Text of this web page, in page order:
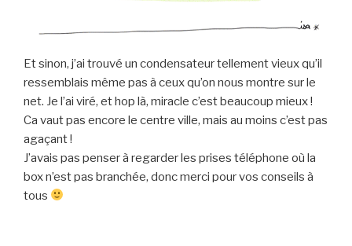
Et sinon, j’ai trouvé un condensateur tellement vieux qu’il
ressemblais même pas à ceux qu’on nous montre sur le
net. Je l’ai viré, et hop là, miracle c’est beaucoup mieux !
Ca vaut pas encore le centre ville, mais au moins c’est pas
agaçant !
J’avais pas penser à regarder les prises téléphone où la
box n’est pas branchée, donc merci pour vos conseils à
tous